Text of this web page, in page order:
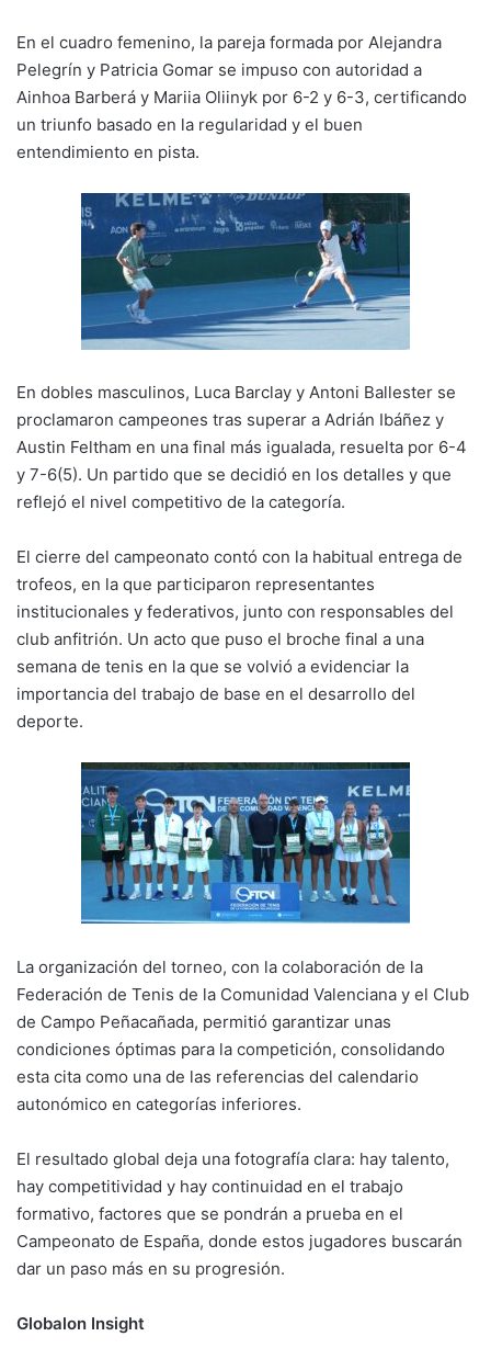
En el cuadro femenino, la pareja formada por Alejandra
Pelegrín y Patricia Gomar se impuso con autoridad a
Ainhoa Barberá y Mariia Oliinyk por 6-2 y 6-3, certificando
un triunfo basado en la regularidad y el buen
entendimiento en pista.
En dobles masculinos, Luca Barclay y Antoni Ballester se
proclamaron campeones tras superar a Adrián Ibáñez y
Austin Feltham en una final más igualada, resuelta por 6-4
y 7-6(5). Un partido que se decidió en los detalles y que
reflejó el nivel competitivo de la categoría.
El cierre del campeonato contó con la habitual entrega de
trofeos, en la que participaron representantes
institucionales y federativos, junto con responsables del
club anfitrión. Un acto que puso el broche final a una
semana de tenis en la que se volvió a evidenciar la
importancia del trabajo de base en el desarrollo del
deporte.
La organización del torneo, con la colaboración de la
Federación de Tenis de la Comunidad Valenciana y el Club
de Campo Peñacañada, permitió garantizar unas
condiciones óptimas para la competición, consolidando
esta cita como una de las referencias del calendario
autonómico en categorías inferiores.
El resultado global deja una fotografía clara: hay talento,
hay competitividad y hay continuidad en el trabajo
formativo, factores que se pondrán a prueba en el
Campeonato de España, donde estos jugadores buscarán
dar un paso más en su progresión.
Globalon Insight